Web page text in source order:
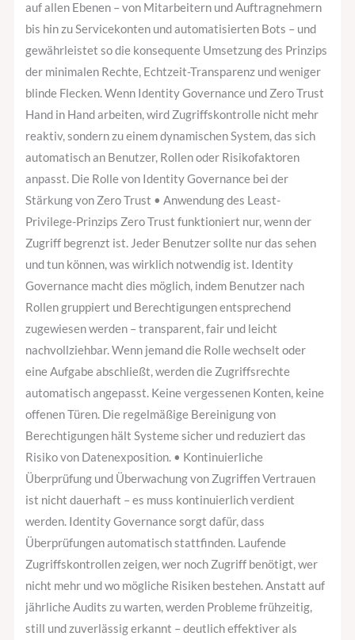
auf allen Ebenen – von Mitarbeitern und Auftragnehmern
bis hin zu Servicekonten und automatisierten Bots – und
gewährleistet so die konsequente Umsetzung des Prinzips
der minimalen Rechte, Echtzeit-Transparenz und weniger
blinde Flecken. Wenn Identity Governance und Zero Trust
Hand in Hand arbeiten, wird Zugriffskontrolle nicht mehr
reaktiv, sondern zu einem dynamischen System, das sich
automatisch an Benutzer, Rollen oder Risikofaktoren
anpasst. Die Rolle von Identity Governance bei der
Stärkung von Zero Trust • Anwendung des Least-
Privilege-Prinzips Zero Trust funktioniert nur, wenn der
Zugriff begrenzt ist. Jeder Benutzer sollte nur das sehen
und tun können, was wirklich notwendig ist. Identity
Governance macht dies möglich, indem Benutzer nach
Rollen gruppiert und Berechtigungen entsprechend
zugewiesen werden – transparent, fair und leicht
nachvollziehbar. Wenn jemand die Rolle wechselt oder
eine Aufgabe abschließt, werden die Zugriffsrechte
automatisch angepasst. Keine vergessenen Konten, keine
offenen Türen. Die regelmäßige Bereinigung von
Berechtigungen hält Systeme sicher und reduziert das
Risiko von Datenexposition. • Kontinuierliche
Überprüfung und Überwachung von Zugriffen Vertrauen
ist nicht dauerhaft – es muss kontinuierlich verdient
werden. Identity Governance sorgt dafür, dass
Überprüfungen automatisch stattfinden. Laufende
Zugriffskontrollen zeigen, wer noch Zugriff benötigt, wer
nicht mehr und wo mögliche Risiken bestehen. Anstatt auf
jährliche Audits zu warten, werden Probleme frühzeitig,
still und zuverlässig erkannt – deutlich effektiver als